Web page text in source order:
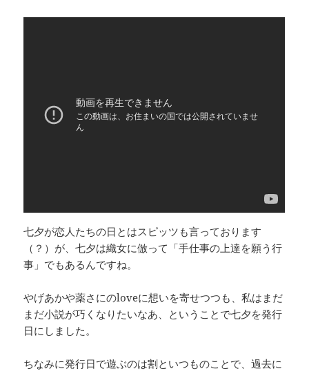
七夕が恋人たちの日とはスピッツも言っております
（？）が、七夕は織女に倣って「手仕事の上達を願う行
事」でもあるんですね。
やげあかや薬さにのloveに想いを寄せつつも、私はまだ
まだ小説が巧くなりたいなあ、ということで七夕を発行
日にしました。
ちなみに発行日で遊ぶのは割といつものことで、過去に